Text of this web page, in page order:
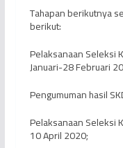
Tahapan berikutnya
berikut:
Pelaksanaan Seleksi
Januari-28 Februari
Pengumuman hasil
Pelaksanaan Seleksi
10 April 2020;